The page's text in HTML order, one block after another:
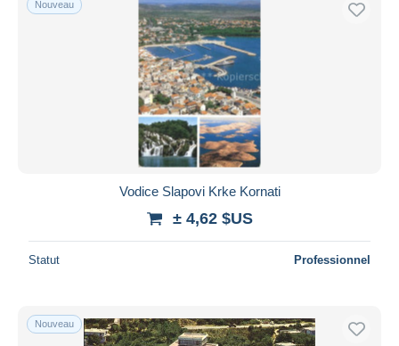
Nouveau
Vodice Slapovi Krke Kornati
± 4,62 $US
Statut Professionnel
Nouveau